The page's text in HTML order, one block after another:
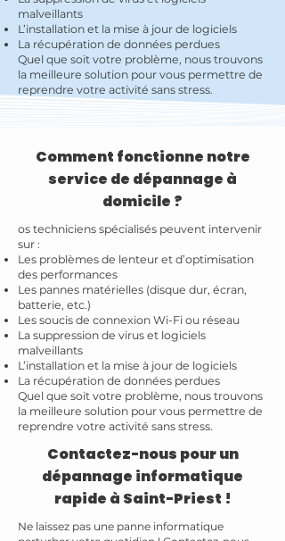
malveillants
L’installation et la mise à jour de logiciels
La récupération de données perdues
Quel que soit votre problème, nous trouvons
la meilleure solution pour vous permettre de
reprendre votre activité sans stress.
Comment fonctionne notre
service de dépannage à
domicile ?
os techniciens spécialisés peuvent intervenir
sur :
Les problèmes de lenteur et d’optimisation
des performances
Les pannes matérielles (disque dur, écran,
batterie, etc.)
Les soucis de connexion Wi-Fi ou réseau
La suppression de virus et logiciels
malveillants
L’installation et la mise à jour de logiciels
La récupération de données perdues
Quel que soit votre problème, nous trouvons
la meilleure solution pour vous permettre de
reprendre votre activité sans stress.
Contactez-nous pour un
dépannage informatique
rapide à Saint-Priest !
Ne laissez pas une panne informatique